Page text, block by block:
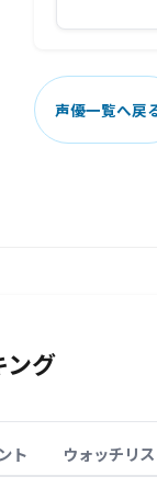
声優一覧へ戻
ング
ト ウォッチリ